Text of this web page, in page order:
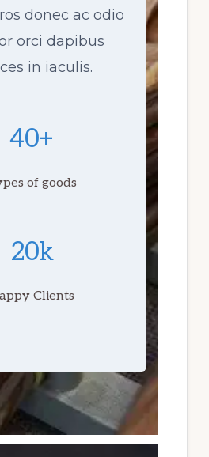
donec ac odio
orci dapibus
in iaculis.
40+
of goods
20k
Clients